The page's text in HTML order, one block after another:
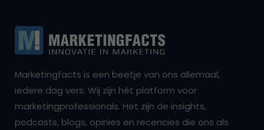
Marketingfacts is een beetje van ons allemaal,
iedere dag vers. Wij zijn hét platform voor
marketingprofessionals. Het zijn de insights,
podcasts, blogs, opinies en recencies die ons als